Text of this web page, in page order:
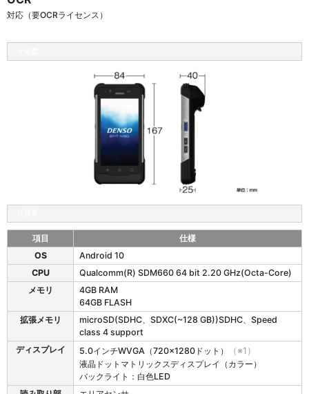
対応（要OCRライセンス）
H
8
の
項目
仕様
OS
Android 10
CPU
Qualcomm(R) SDM660 64 bit 2.20 GHz(Octa-Core)
メモリ
4GB RAM
64GB FLASH
拡張メモリ
microSD(SDHC、SDXC(~128 GB))SDHC、Speed
class 4 support
ディスプレイ
5.0インチWVGA（720×1280ドット）
（※1）
液晶ドットマトリックスディスプレイ（カラー）
バックライト：白色LED